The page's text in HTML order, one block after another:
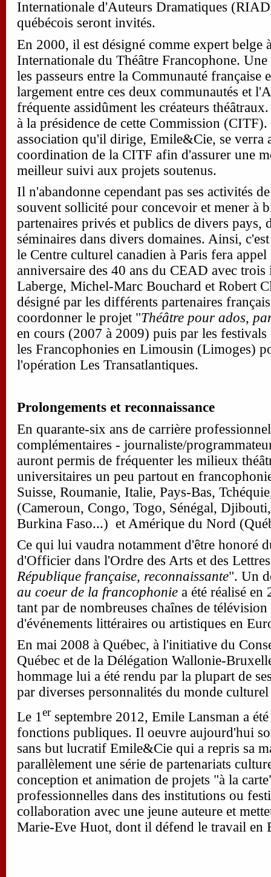
Internationale d'Auteurs Dramatiques
québécois seront invités.
En 2000, il est désigné comme expert belge
Internationale du Théâtre Francophone.
les passeurs entre la Communauté française
largement entre ces deux communautés et
fréquente assidûment les créateurs
à la présidence de cette Commission
association qu'il dirige, Emile&Cie, se verra
coordination de la CITF afin d'assurer une
meilleur suivi aux projets soutenus.
Il n'abandonne cependant pas ses activités
souvent sollicité pour concevoir et mener à
partenaires privés et publics de divers pays,
séminaires dans divers domaines. Ainsi,
le Centre culturel canadien à Paris fera
anniversaire des 40 ans du CEAD avec
Laberge, Michel-Marc Bouchard et Robert
désigné par les différents partenaires
coordonner le projet "Théâtre pour ados,
en cours (2007 à 2009) puis par les
les Francophonies en Limousin (Limoges)
l'opération Les Transatlantiques.
Prolongements et reconnaissance
En quarante-six ans de carrière
complémentaires - journaliste/
auront permis de fréquenter les milieux
universitaires un peu partout en
Suisse, Roumanie, Italie, Pays-Bas,
(Cameroun, Congo, Togo, Sénégal,
Burkina Faso...) et Amérique du Nord
Ce qui lui vaudra notamment d'être honoré
d'Officier dans l'Ordre des Arts et des
République française, reconnaissante". Un
au coeur de la francophonie a été réalisé
tant par de nombreuses chaînes de
d'événements littéraires ou artistiques en
En mai 2008 à Québec, à l'initiative du
Québec et de la Délégation Wallonie-
hommage lui a été rendu par la plupart de
par diverses personnalités du monde
Le 1erseptembre 2012, Emile Lansman a
fonctions publiques. Il oeuvre aujourd'hui
sans but lucratif Emile&Cie qui a repris sa
parallèlement une série de partenariats
conception et animation de projets "à la
professionnelles dans des institutions ou
collaboration avec une jeune auteure et
Marie-Eve Huot, dont il défend le travail en